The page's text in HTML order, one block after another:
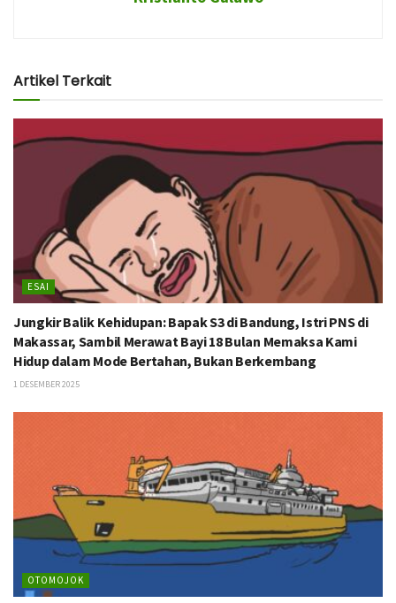
Artikel Terkait
ESAI
Jungkir Balik Kehidupan: Bapak S3 di Bandung, Istri PNS di
Makassar, Sambil Merawat Bayi 18 Bulan Memaksa Kami
Hidup dalam Mode Bertahan, Bukan Berkembang
1 DESEMBER 2025
OTOMOJOK